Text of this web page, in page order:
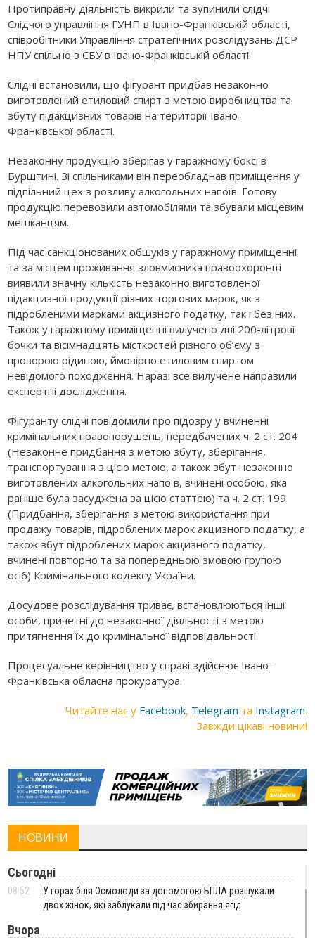
Протиправну діяльність викрили та зупинили слідчі
Слідчого управління ГУНП в Івано-Франківській області,
співробітники Управління стратегічних розслідувань ДСР
НПУ спільно з СБУ в Івано-Франківській області.
Слідчі встановили, що фігурант придбав незаконно
виготовлений етиловий спирт з метою виробництва та
збуту підакцизних товарів на території Івано-
Франківської області.
Незаконну продукцію зберігав у гаражному боксі в
Бурштині. Зі спільниками він переобладнав приміщення у
підпільний цех з розливу алкогольних напоїв. Готову
продукцію перевозили автомобілями та збували місцевим
мешканцям.
Під час санкціонованих обшуків у гаражному приміщенні
та за місцем проживання зловмисника правоохоронці
виявили значну кількість незаконно виготовленої
підакцизної продукції різних торгових марок, як з
підробленими марками акцизного податку, так і без них.
Також у гаражному приміщенні вилучено дві 200-літрові
бочки та вісімнадцять місткостей різного об’єму з
прозорою рідиною, ймовірно етиловим спиртом
невідомого походження. Наразі все вилучене направили
експертні дослідження.
Фігуранту слідчі повідомили про підозру у вчиненні
кримінальних правопорушень, передбачених ч. 2 ст. 204
(Незаконне придбання з метою збуту, зберігання,
транспортування з цією метою, а також збут незаконно
виготовлених алкогольних напоїв, вчинені особою, яка
раніше була засуджена за цією статтею) та ч. 2 ст. 199
(Придбання, зберігання з метою використання при
продажу товарів, підроблених марок акцизного податку, а
також збут підроблених марок акцизного податку,
вчинені повторно та за попередньою змовою групою
осіб) Кримінального кодексу України.
Досудове розслідування триває, встановлюються інші
особи, причетні до незаконної діяльності з метою
притягнення їх до кримінальної відповідальності.
Процесуальне керівництво у справі здійснює Івано-
Франківська обласна прокуратура.
Читайте нас у Facebook, Telegram та Instagram.
Завжди цікаві новини!
НОВИНИ
Сьогодні
08:52
У горах біля Осмолоди за допомогою БПЛА розшукали
двох жінок, які заблукали під час збирання ягід
Вчора